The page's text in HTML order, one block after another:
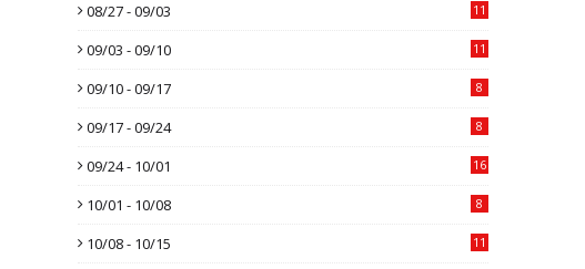
08/27 - 09/03 11
09/03 - 09/10 11
09/10 - 09/17 8
09/17 - 09/24 8
09/24 - 10/01 16
10/01 - 10/08 8
10/08 - 10/15 11